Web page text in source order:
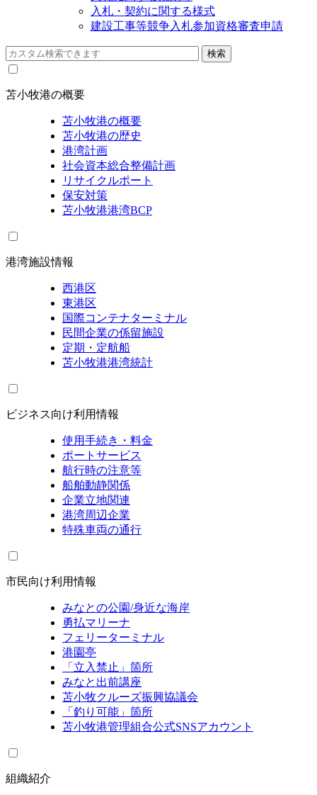
入札・契約に関する様式
建設工事等競争入札参加資格審査申請
苫小牧港の概要
苫小牧港の概要
苫小牧港の歴史
港湾計画
社会資本総合整備計画
リサイクルポート
保安対策
苫小牧港港湾BCP
港湾施設情報
西港区
東港区
国際コンテナターミナル
民間企業の係留施設
定期・定航船
苫小牧港港湾統計
ビジネス向け利用情報
使用手続き・料金
ポートサービス
航行時の注意等
船舶動静関係
企業立地関連
港湾周辺企業
特殊車両の通行
市民向け利用情報
みなとの公園/身近な海岸
勇払マリーナ
フェリーターミナル
港園亭
「立入禁止」箇所
みなと出前講座
苫小牧クルーズ振興協議会
「釣り可能」箇所
苫小牧港管理組合公式SNSアカウント
組織紹介